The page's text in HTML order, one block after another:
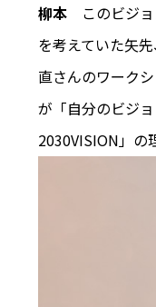
柳本 このビジョ
を考えていた矢
直さんのワーク
が「自分のビジ
2030VISION」の